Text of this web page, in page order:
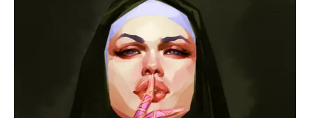
Pronostic PMU presse du quinté ou tuyau
du jour (la suite)